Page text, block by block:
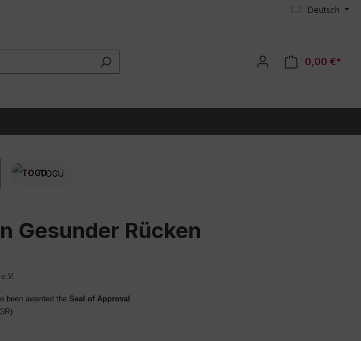
Deutsch
0,00 €*
TOGU
Gesunder Rücken
been awarded the Seal of Approval